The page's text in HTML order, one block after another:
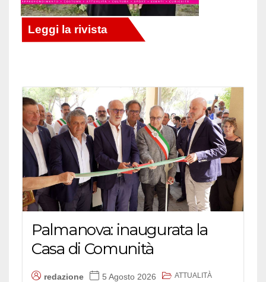
Palmanova: inaugurata la
Casa di Comunità
redazione 5 Agosto 2026 ATTUALITÀ